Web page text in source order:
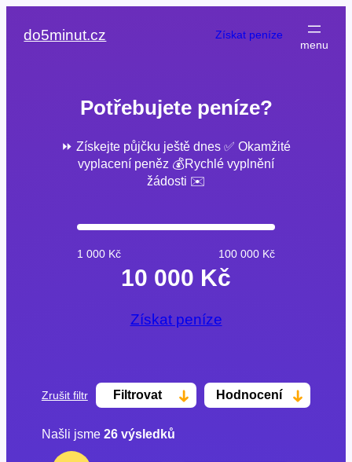
do5minut.cz Získat peníze
Potřebujete peníze?
⏩ Získejte půjčku ještě dnes ✅ Okamžité
vyplacení peněz 💰Rychlé vyplnění
žádosti ✉️
1 000 Kč 100 000 Kč
10 000 Kč
Získat peníze
Zrušit filtr Filtrovat Hodnocení
Cena
Našli jsme 26výsledků